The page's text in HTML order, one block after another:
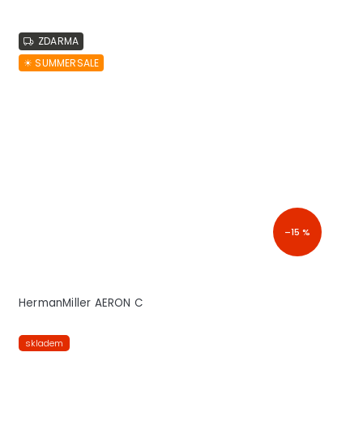
ZDARMA
☀︎ SUMMERSALE
–15 %
HermanMiller AERON C
skladem